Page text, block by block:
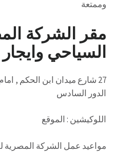
وممتعة
مقر الشركة
السياحي
27 شارع ميدان ابن الحكم ,
الدور السادس
اللوكيشين : الموقع
مواعيد عمل الشركة المصرية